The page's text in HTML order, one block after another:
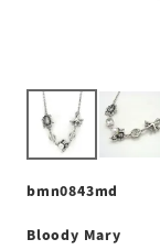
bmn0843md
Bloody Mary